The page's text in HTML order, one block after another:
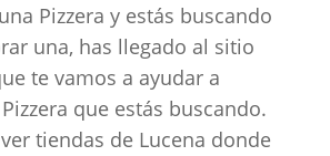
Pizzera y estás buscando
una, has llegado al sitio
te vamos a ayudar a
que estás buscando.
tiendas de Lucena donde